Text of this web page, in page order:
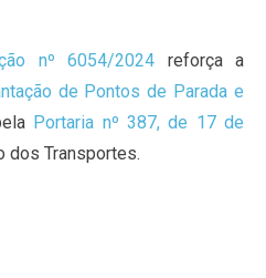
nº 6054/2024 reforça a
de Pontos de Parada e
Portaria nº 387, de 17 de
dos Transportes.